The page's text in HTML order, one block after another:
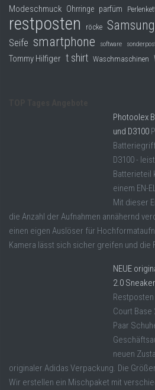
Modeschmuck Ohrringe parfüm
restposten röcke Samsung
Seife smartphone software
Tommy Hilfiger t shirt Waschmaschinen
Photoolex
und D3100
D3100 -
Batterieteil
einem EN-
Mit dieser
die Anzahl der Aufnahmen annähernd
einen eigen Auslöser für
Kamera lässt sich sicher greifen und die
NEUE
2.0
Court Base
Paar
neuen
originaler Adidas Verpackung. Die
Wir erstellen ein Mischpaket mit